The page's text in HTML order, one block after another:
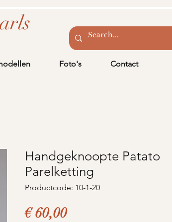
Foto's Contact
Handgeknoopte Patato
Parelketting
Productcode: 10-1-20
€ 60,00Prijs